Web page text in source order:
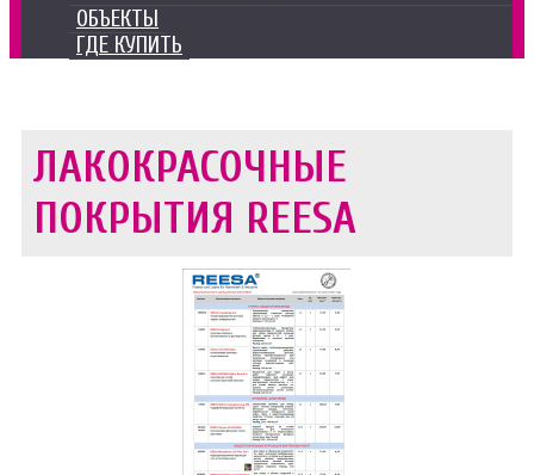
ОБЪЕКТЫ
ГДЕ КУПИТЬ
ЛАКОКРАСОЧНЫЕ
ПОКРЫТИЯ REESA